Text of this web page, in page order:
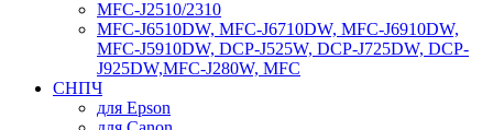
MFC-J2510/2310
MFC-J6510DW, MFC-J6710DW, MFC-J6910DW,
MFC-J5910DW, DCP-J525W, DCP-J725DW, DCP-
J925DW,MFC-J280W, MFC
СНПЧ
для Epson